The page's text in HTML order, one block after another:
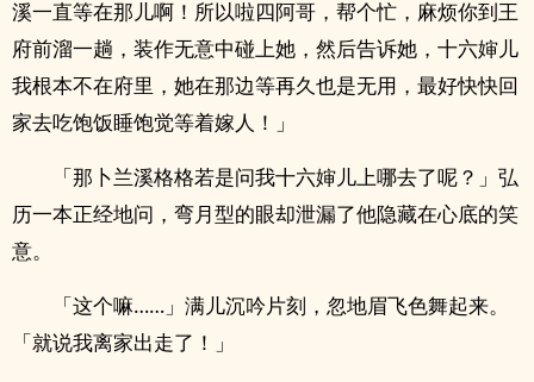
溪一直等在那儿啊！所以啦四阿哥，帮个忙，麻烦你到王
府前溜一趟，装作无意中碰上她，然后告诉她，十六婶儿
我根本不在府里，她在那边等再久也是无用，最好快快回
家去吃饱饭睡饱觉等着嫁人！」
「那卜兰溪格格若是问我十六婶儿上哪去了呢？」弘
历一本正经地问，弯月型的眼却泄漏了他隐藏在心底的笑
意。
「这个嘛……」满儿沉吟片刻，忽地眉飞色舞起来。
「就说我离家出走了！」